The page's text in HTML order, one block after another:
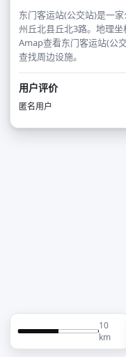
东门客运站(公交站)是一
州丘北县丘北3路。地理坐
Amap查看东门客运站(公
查找周边设施。
用户评价
匿名用户
10
km